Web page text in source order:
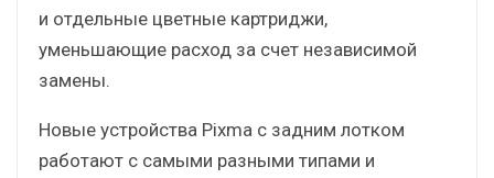
и отдельные цветные картриджи,
уменьшающие расход за счет независимой
замены.
Новые устройства Pixma с задним лотком
работают с самыми разными типами и